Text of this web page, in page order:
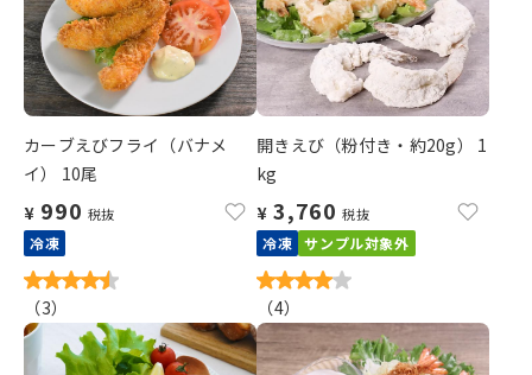
カーブえびフライ（バナメ
イ） 10尾
¥ 990 税抜
冷凍
（3）
開きえび（粉付き・約20g） 1
kg
¥ 3,760 税抜
冷凍 サンプル対象外
（4）